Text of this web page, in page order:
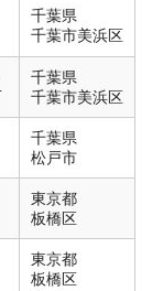
千葉県
千葉市美浜区
千葉県
千葉市美浜区
千葉県
松戸市
東京都
板橋区
東京都
板橋区